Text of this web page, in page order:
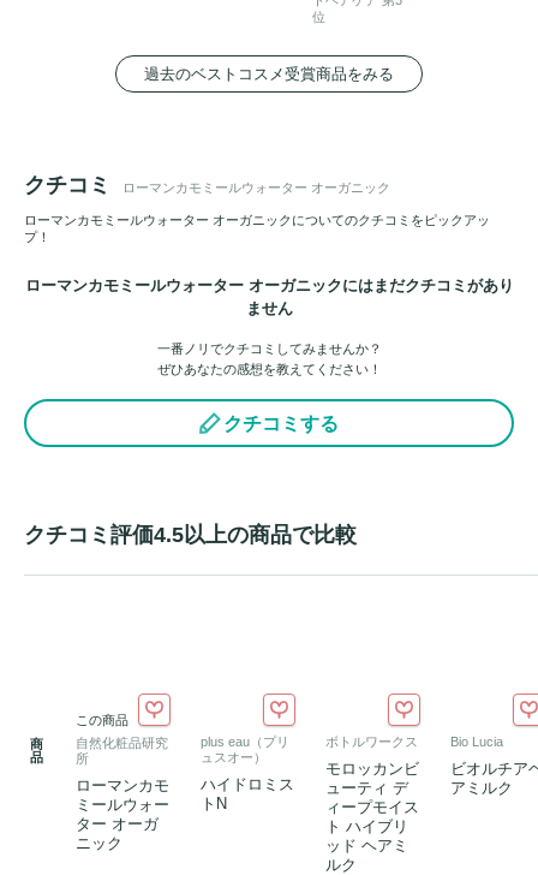
位
過去のベストコスメ受賞商品をみる
クチコミ ローマンカモミールウォーター オーガニック
ローマンカモミールウォーター オーガニックについてのクチコミをピックアッ
プ！
ローマンカモミールウォーター オーガニックにはまだクチコミがあり
ません
一番ノリでクチコミしてみませんか？
ぜひあなたの感想を教えてください！
クチコミする
クチコミ評価4.5以上の商品で比較
商
品
この商品
自然化粧品研究
所
ローマンカモ
ミールウォー
ター オーガ
ニック
plus eau（プリ
ュスオー）
ハイドロミス
トN
ボトルワークス
モロッカンビ
ューティ デ
ィープモイス
ト ハイブリ
ッド ヘアミ
ルク
Bio Lucia
ビオルチア
アミルク